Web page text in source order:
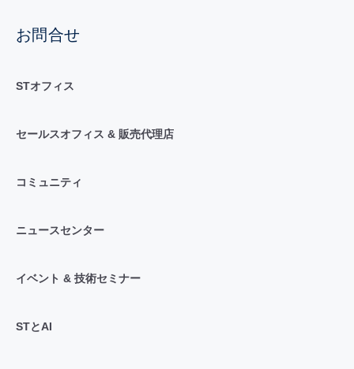
お問合せ
STオフィス
セールスオフィス & 販売代理店
コミュニティ
ニュースセンター
イベント & 技術セミナー
STとAI